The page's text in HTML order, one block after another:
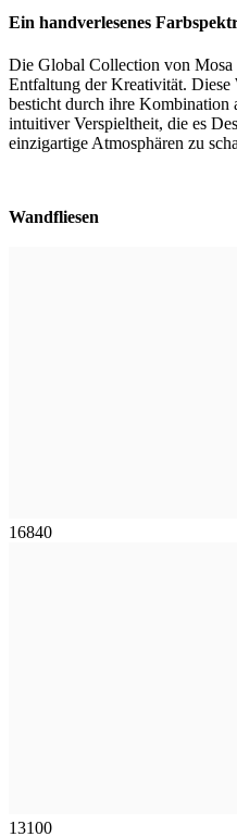
Ein handverlesenes
Die Global Collection von Mosa
Entfaltung der Kreativität. Diese
besticht durch ihre
intuitiver Verspieltheit, die es
einzigartige Atmosphären zu
Wandfliesen
16840
13100